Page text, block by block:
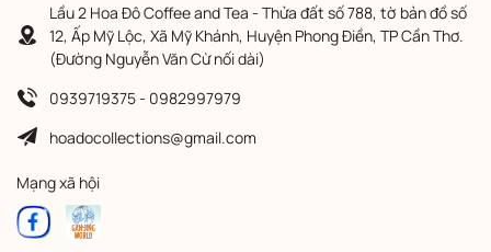
Lầu 2 Hoa Đô Coffee and Tea - Thửa đất số 788, tờ bản đồ số
12, Ấp Mỹ Lộc, Xã Mỹ Khánh, Huyện Phong Điền, TP Cần Thơ.
(Đường Nguyễn Văn Cừ nối dài)
0939719375 - 0982997979
hoadocollections@gmail.com
Mạng xã hội